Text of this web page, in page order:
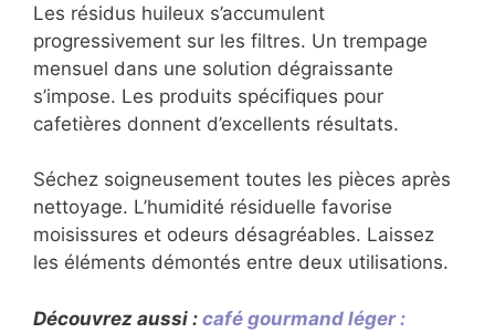
Les résidus huileux s’accumulent
progressivement sur les filtres. Un trempage
mensuel dans une solution dégraissante
s’impose. Les produits spécifiques pour
cafetières donnent d’excellents résultats.
Séchez soigneusement toutes les pièces après
nettoyage. L’humidité résiduelle favorise
moisissures et odeurs désagréables. Laissez
les éléments démontés entre deux utilisations.
Découvrez aussi : café gourmand léger :